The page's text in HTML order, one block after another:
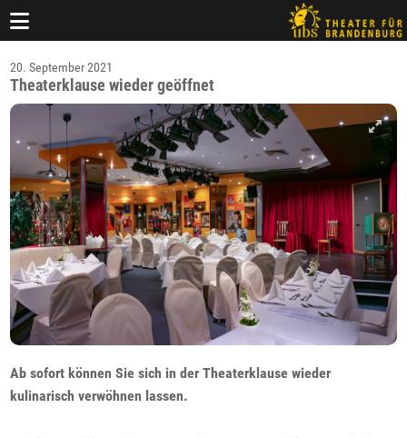
20. September 2021
Theaterklause wieder geöffnet
Ab sofort können Sie sich in der Theaterklause wieder
kulinarisch verwöhnen lassen.